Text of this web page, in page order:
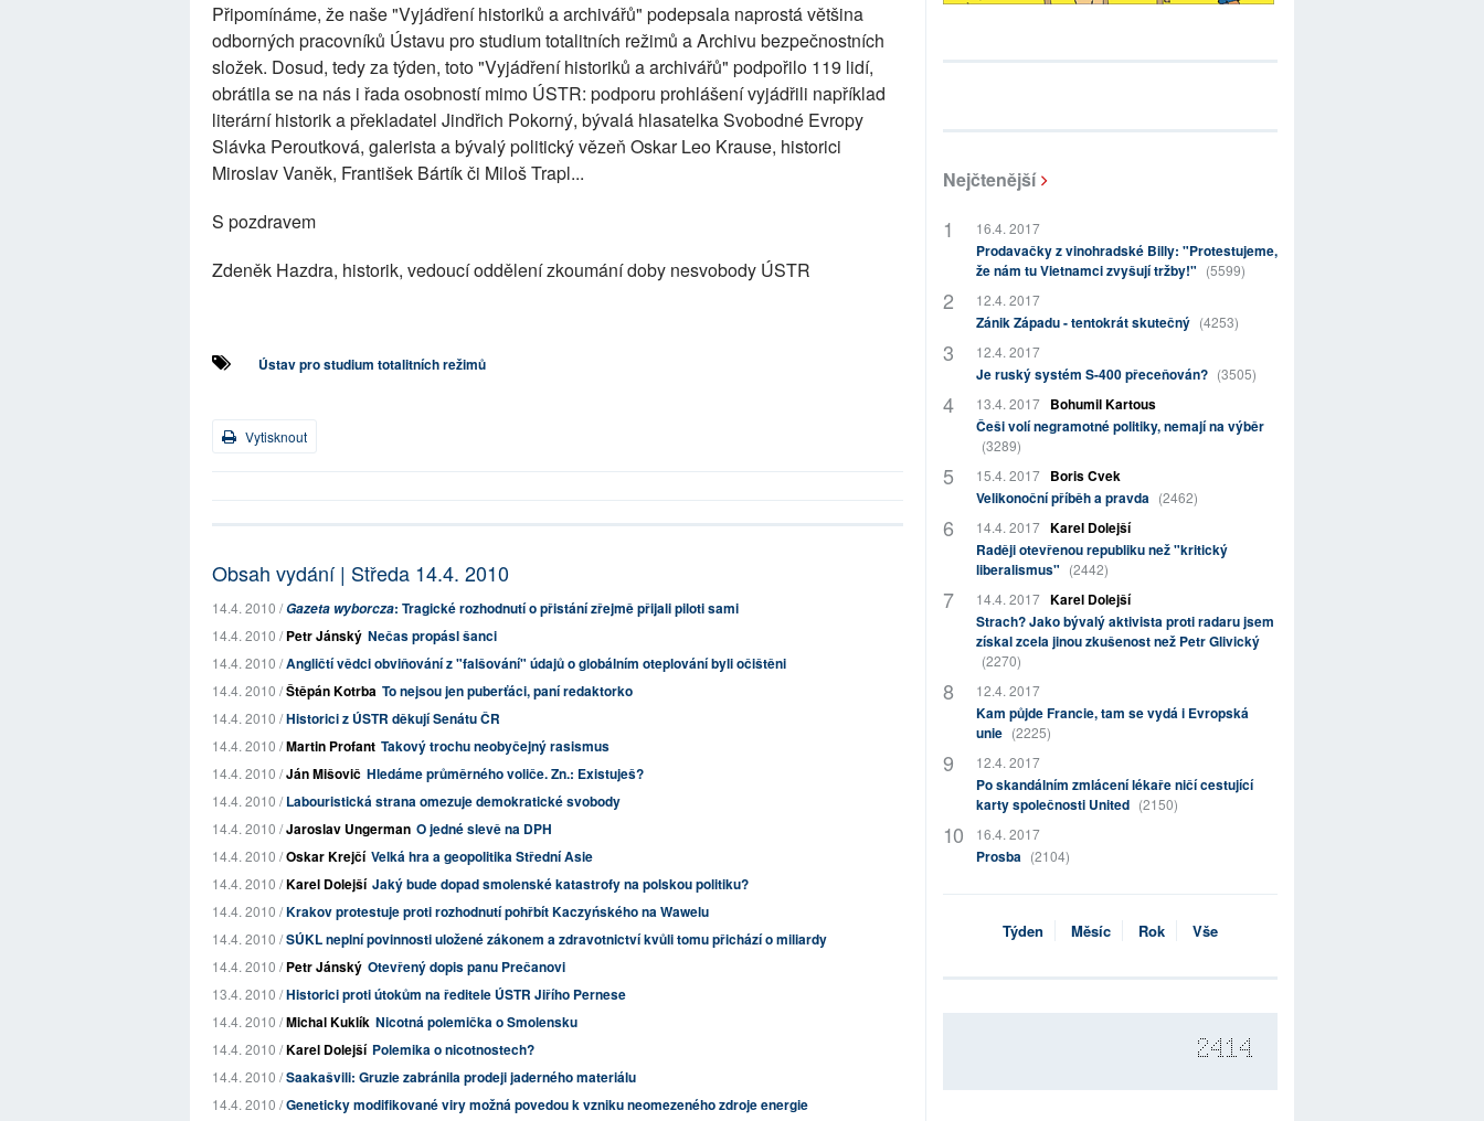
Připomínáme, že naše "Vyjádření historiků a archivářů" podepsala naprostá většina
odborných pracovníků Ústavu pro studium totalitních režimů a Archivu bezpečnostních
složek. Dosud, tedy za týden, toto "Vyjádření historiků a archivářů" podpořilo 119 lidí,
obrátila se na nás i řada osobností mimo ÚSTR: podporu prohlášení vyjádřili například
literární historik a překladatel Jindřich Pokorný, bývalá hlasatelka Svobodné Evropy
Slávka Peroutková, galerista a bývalý politický vězeň Oskar Leo Krause, historici
Miroslav Vaněk, František Bártík či Miloš Trapl...
S pozdravem
Zdeněk Hazdra, historik, vedoucí oddělení zkoumání doby nesvobody ÚSTR
Ústav pro studium totalitních režimů
Vytisknout
Obsah vydání | Středa 14.4. 2010
14.4. 2010 /Gazeta wyborcza: Tragické rozhodnutí o přistání zřejmě přijali piloti sami
14.4. 2010 /Petr Jánský Nečas propásl šanci
14.4. 2010 /Angličtí vědci obviňování z "falšování" údajů o globálním oteplování byli očištěni
14.4. 2010 /Štěpán Kotrba To nejsou jen puberťáci, paní redaktorko
14.4. 2010 /Historici z ÚSTR děkují Senátu ČR
14.4. 2010 /Martin Profant Takový trochu neobyčejný rasismus
14.4. 2010 /Ján Mišovič Hledáme průměrného voliče. Zn.: Existuješ?
14.4. 2010 /Labouristická strana omezuje demokratické svobody
14.4. 2010 /Jaroslav Ungerman O jedné slevě na DPH
14.4. 2010 /Oskar Krejčí Velká hra a geopolitika Střední Asie
14.4. 2010 /Karel Dolejší Jaký bude dopad smolenské katastrofy na polskou politiku?
14.4. 2010 /Krakov protestuje proti rozhodnutí pohřbít Kaczyńského na Wawelu
14.4. 2010 /SÚKL neplní povinnosti uložené zákonem a zdravotnictví kvůli tomu přichází o miliardy
14.4. 2010 /Petr Jánský Otevřený dopis panu Prečanovi
13.4. 2010 /Historici proti útokům na ředitele ÚSTR Jiřího Pernese
14.4. 2010 /Michal Kuklík Nicotná polemička o Smolensku
14.4. 2010 /Karel Dolejší Polemika o nicotnostech?
14.4. 2010 /Saakašvili: Gruzie zabránila prodeji jaderného materiálu
14.4. 2010 /Geneticky modifikované viry možná povedou k vzniku neomezeného zdroje energie
Nejčtenější
16.4. 2017
Prodavačky z vinohradské Billy: "Protestujeme,
že nám tu Vietnamci zvyšují tržby!" (5599)
12.4. 2017
Zánik Západu - tentokrát skutečný (4253)
12.4. 2017
Je ruský systém S-400 přeceňován? (3505)
13.4. 2017
Bohumil Kartous
Češi volí negramotné politiky, nemají na výběr
(3289)
15.4. 2017
Boris Cvek
Velikonoční příběh a pravda (2462)
14.4. 2017 Karel Dolejší
Raději otevřenou republiku než "kritický
liberalismus" (2442)
14.4. 2017 Karel Dolejší
Strach? Jako bývalý aktivista proti radaru jsem
získal zcela jinou zkušenost než Petr Glivický
(2270)
12.4. 2017
Kam půjde Francie, tam se vydá i Evropská
unie (2225)
12.4. 2017
Po skandálním zmlácení lékaře ničí cestující
karty společnosti United (2150)
16.4. 2017
Prosba (2104)
Týden Měsíc Rok Vše
2414